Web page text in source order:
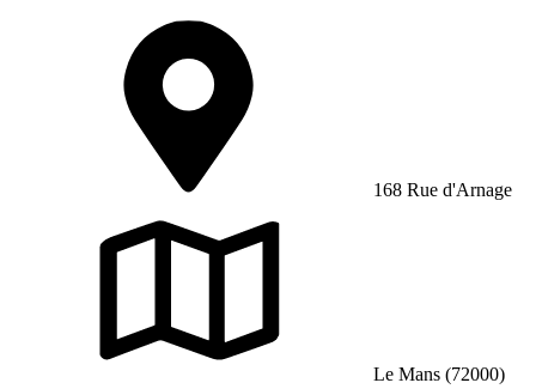
168 Rue d'Arnage
Le Mans (72000)